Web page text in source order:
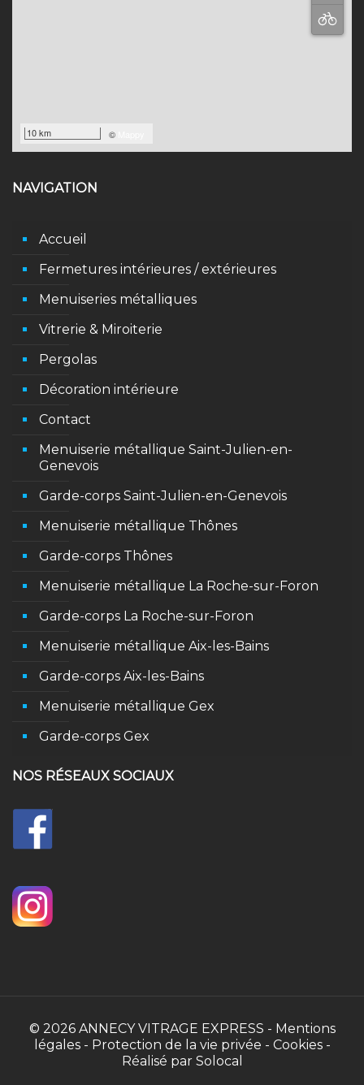
10 km ©
NAVIGATION
Accueil
Fermetures intérieures / extérieures
Menuiseries métalliques
Vitrerie & Miroiterie
Pergolas
Décoration intérieure
Contact
Menuiserie métallique Saint-Julien-en-
Genevois
Garde-corps Saint-Julien-en-Genevois
Menuiserie métallique Thônes
Garde-corps Thônes
Menuiserie métallique La Roche-sur-Foron
Garde-corps La Roche-sur-Foron
Menuiserie métallique Aix-les-Bains
Garde-corps Aix-les-Bains
Menuiserie métallique Gex
Garde-corps Gex
NOS RÉSEAUX SOCIAUX
© 2026 ANNECY VITRAGE EXPRESS - Mentions
légales- Protection de la vie privée - Cookies-
Réalisé par Solocal